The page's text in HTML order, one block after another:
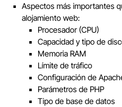
Aspectos más importantes
alojamiento web:
Procesador (CPU)
Capacidad y tipo de
Memoria RAM
Límite de tráfico
Configuración de
Parámetros de PHP
Tipo de base de datos